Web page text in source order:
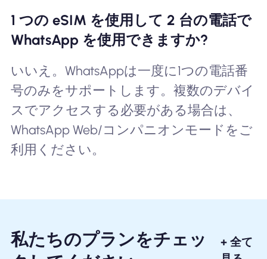
1 つの eSIM を使用して 2 台の電話で
WhatsApp を使用できますか?
いいえ。WhatsAppは一度に1つの電話番
号のみをサポートします。複数のデバイ
スでアクセスする必要がある場合は、
WhatsApp Web/コンパニオンモードをご
利用ください。
私たちのプランをチェッ
+ 全て